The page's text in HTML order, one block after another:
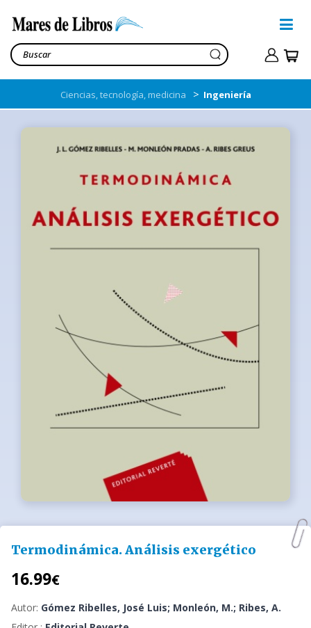
Ciencias, tecnología, medicina > Ingeniería
Termodinámica. Análisis exergético
16.99€
Autor: Gómez Ribelles, José Luis; Monleón, M.; Ribes, A.